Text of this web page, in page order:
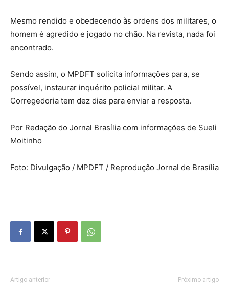
Mesmo rendido e obedecendo às ordens dos militares, o
homem é agredido e jogado no chão. Na revista, nada foi
encontrado.
Sendo assim, o MPDFT solicita informações para, se
possível, instaurar inquérito policial militar. A
Corregedoria tem dez dias para enviar a resposta.
Por Redação do Jornal Brasília com informações de Sueli
Moitinho
Foto: Divulgação / MPDFT / Reprodução Jornal de Brasília
Artigo anterior Próximo artigo